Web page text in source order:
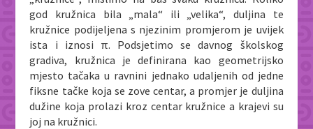
god kružnica bila „mala“ ili „velika“, duljina te
kružnice podijeljena s njezinim promjerom je uvijek
ista i iznosi π. Podsjetimo se davnog školskog
gradiva, kružnica je definirana kao geometrijsko
mjesto tačaka u ravnini jednako udaljenih od jedne
fiksne tačke koja se zove centar, a promjer je duljina
dužine koja prolazi kroz centar kružnice a krajevi su
joj na kružnici.